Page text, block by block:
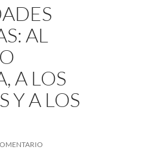
AL
A LOS
Y A LOS